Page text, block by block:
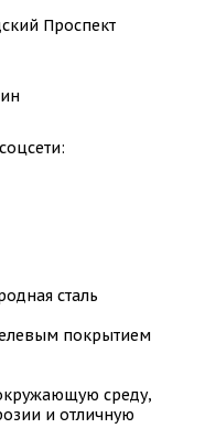
Проспект
сталь
покрытием
среду,
и отличную